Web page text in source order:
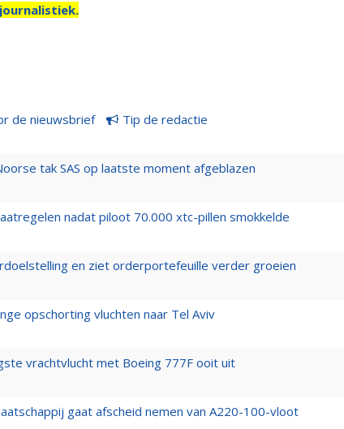
de nieuwsbrief Tip de redactie
tak SAS op laatste moment afgeblazen
nadat piloot 70.000 xtc-pillen smokkelde
en ziet orderportefeuille verder groeien
opschorting vluchten naar Tel Aviv
vrachtvlucht met Boeing 777F ooit uit
gaat afscheid nemen van A220-100-vloot